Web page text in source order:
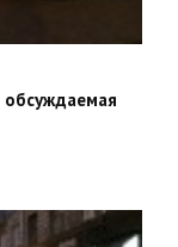
обсуждаемая